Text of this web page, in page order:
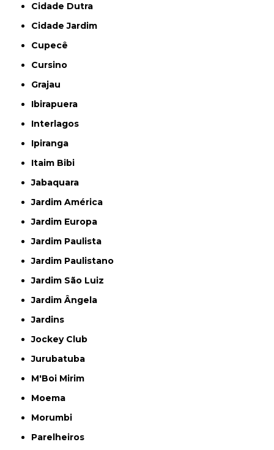
Cidade Dutra
Cidade Jardim
Cupecê
Cursino
Grajau
Ibirapuera
Interlagos
Ipiranga
Itaim Bibi
Jabaquara
Jardim América
Jardim Europa
Jardim Paulista
Jardim Paulistano
Jardim São Luiz
Jardim Ângela
Jardins
Jockey Club
Jurubatuba
M'Boi Mirim
Moema
Morumbi
Parelheiros